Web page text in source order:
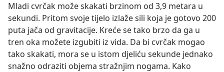
Mladi cvrčak može skakati brzinom od 3,9 metara u
sekundi. Pritom svoje tijelo izlaže sili koja je gotovo 200
puta jača od gravitacije. Kreće se tako brzo da ga u
tren oka možete izgubiti iz vida. Da bi cvrčak mogao
tako skakati, mora se u istom djeliću sekunde jednako
snažno odraziti objema stražnjim nogama. Kako